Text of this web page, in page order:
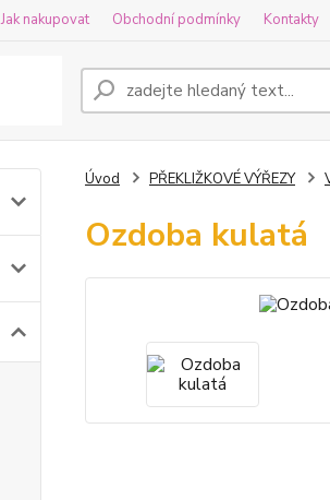
Jak nakupovat Obchodní podmínky Kontakty
Úvod PŘEKLIŽKOVÉ VÝŘEZY
Ozdoba kulatá